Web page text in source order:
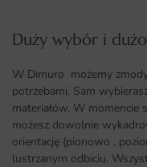
Duży wybór i
W Dimuro możemy
potrzebami. Sam
materiałów. W momencie
możesz dowolnie
orientację (pionowo ,
lustrzanym odbiciu.